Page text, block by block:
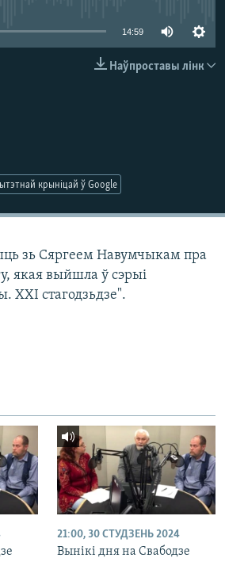
14:59
Наўпроставы лінк
крыніцай ў Google
зь Сяргеем Навумчыкам пра
якая выйшла ў сэрыі
XXI стагодзьдзе".
21:00, 30 СТУДЗЕНЬ 2024
Вынікі дня на Свабодзе